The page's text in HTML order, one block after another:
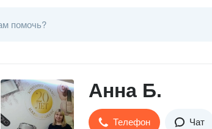
Анна Б.
Телефон Чат